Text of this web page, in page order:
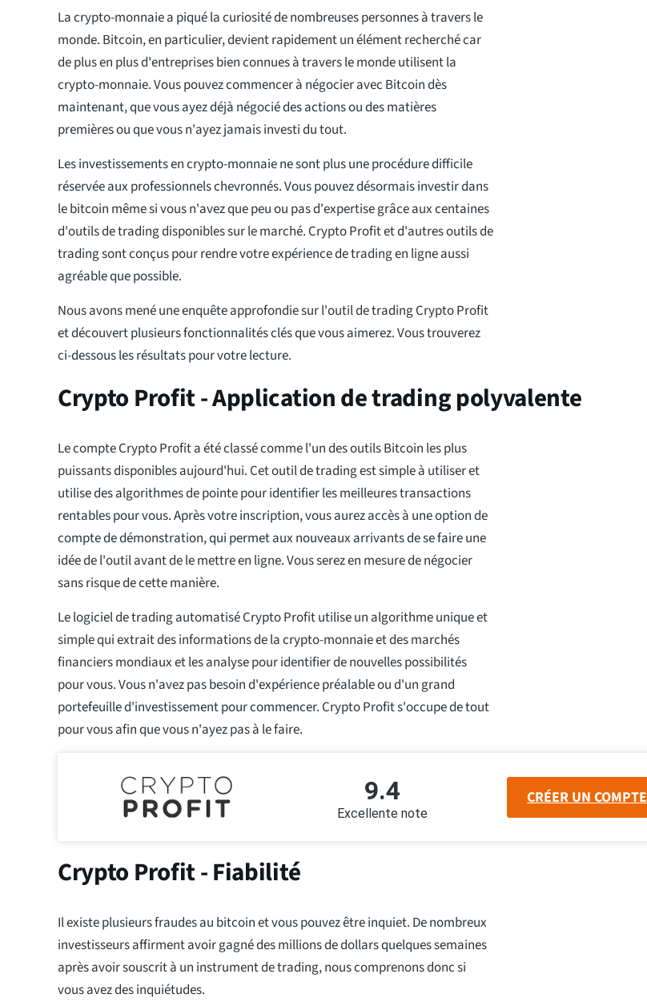
La crypto-monnaie a piqué la curiosité de nombreuses personnes à travers le
monde. Bitcoin, en particulier, devient rapidement un élément recherché car
de plus en plus d'entreprises bien connues à travers le monde utilisent la
crypto-monnaie. Vous pouvez commencer à négocier avec Bitcoin dès
maintenant, que vous ayez déjà négocié des actions ou des matières
premières ou que vous n'ayez jamais investi du tout.
Les investissements en crypto-monnaie ne sont plus une procédure difficile
réservée aux professionnels chevronnés. Vous pouvez désormais investir dans
le bitcoin même si vous n'avez que peu ou pas d'expertise grâce aux centaines
d'outils de trading disponibles sur le marché. Crypto Profit et d'autres outils de
trading sont conçus pour rendre votre expérience de trading en ligne aussi
agréable que possible.
Nous avons mené une enquête approfondie sur l'outil de trading Crypto Profit
et découvert plusieurs fonctionnalités clés que vous aimerez. Vous trouverez
ci-dessous les résultats pour votre lecture.
Crypto Profit - Application de trading polyvalente
Le compte Crypto Profit a été classé comme l'un des outils Bitcoin les plus
puissants disponibles aujourd'hui. Cet outil de trading est simple à utiliser et
utilise des algorithmes de pointe pour identifier les meilleures transactions
rentables pour vous. Après votre inscription, vous aurez accès à une option de
compte de démonstration, qui permet aux nouveaux arrivants de se faire une
idée de l'outil avant de le mettre en ligne. Vous serez en mesure de négocier
sans risque de cette manière.
Le logiciel de trading automatisé Crypto Profit utilise un algorithme unique et
simple qui extrait des informations de la crypto-monnaie et des marchés
financiers mondiaux et les analyse pour identifier de nouvelles possibilités
pour vous. Vous n'avez pas besoin d'expérience préalable ou d'un grand
portefeuille d'investissement pour commencer. Crypto Profit s'occupe de tout
pour vous afin que vous n'ayez pas à le faire.
9.4
Excellente note
CRÉER UN COMPTE
Crypto Profit - Fiabilité
Il existe plusieurs fraudes au bitcoin et vous pouvez être inquiet. De nombreux
investisseurs affirment avoir gagné des millions de dollars quelques semaines
après avoir souscrit à un instrument de trading, nous comprenons donc si
vous avez des inquiétudes.